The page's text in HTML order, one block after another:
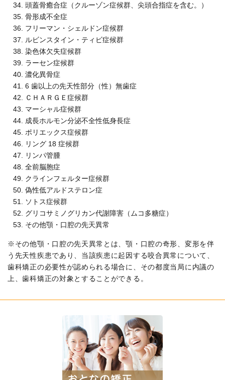
頭蓋骨癒合症（クルーゾン症候群、尖頭合指症を含む。）
骨形成不全症
フリーマン・シェルドン症候群
ルビンスタイン・ティビ症候群
染色体欠失症候群
ラーセン症候群
濃化異骨症
6 歯以上の先天性部分（性）無歯症
ＣＨＡＲＧＥ症候群
マーシャル症候群
成長ホルモン分泌不全性低身長症
ポリエックス症候群
リング 18 症候群
リンパ管腫
全前脳胞症
クラインフェルター症候群
偽性低アルドステロン症
ソトス症候群
グリコサミノグリカン代謝障害（ムコ多糖症）
その他顎・口腔の先天異常
※その他顎・口腔の先天異常とは、顎・口腔の奇形、変形を伴
う先天性疾患であり、当該疾患に起因する咬合異常について、
歯科矯正の必要性が認められる場合に、その都度当局に内議の
上、歯科矯正の対象とすることができる。